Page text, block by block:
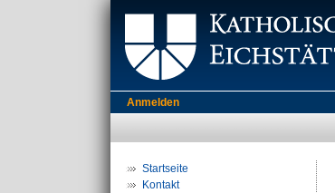
Anmelden
Startseite
Kontakt